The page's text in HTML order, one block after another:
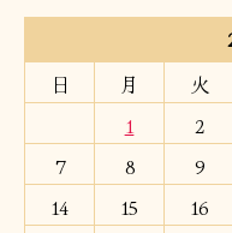
日
月 火
1
2
7
8 9
14
15 16